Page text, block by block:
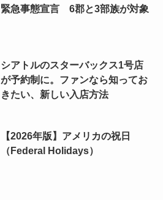
緊急事態宣言 6郡と3部族が対象
シアトルのスターバックス1号店
が予約制に。ファンなら知ってお
きたい、新しい入店方法
【2026年版】アメリカの祝日
（Federal Holidays）